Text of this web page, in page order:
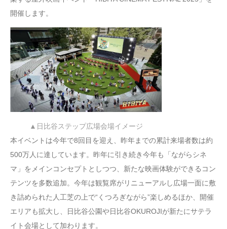
開催します。
▲日比谷ステップ広場会場イメージ
本イベントは今年で8回目を迎え、昨年までの累計来場者数は約
500万人に達しています。昨年に引き続き今年も「ながらシネ
マ」をメインコンセプトとしつつ、新たな映画体験ができるコン
テンツを多数追加。今年は観覧席がリニューアルし広場一面に敷
き詰められた人工芝の上で“くつろぎながら”楽しめるほか、開催
エリアも拡大し、日比谷公園や日比谷OKUROJIが新たにサテラ
イト会場として加わります。